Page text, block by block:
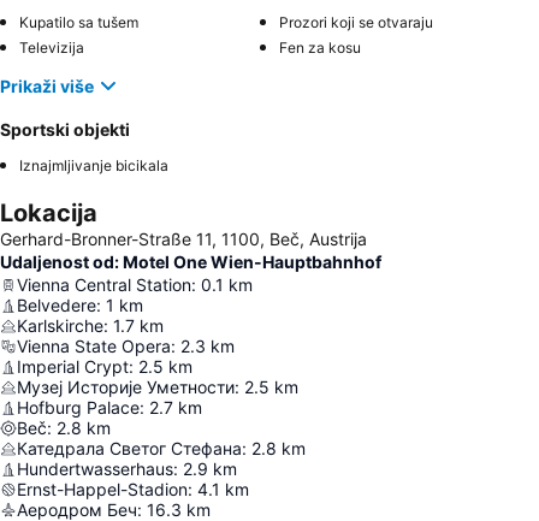
Kupatilo sa tušem
Prozori koji se otvaraju
Televizija
Fen za kosu
Prikaži više
Sportski objekti
Iznajmljivanje bicikala
Lokacija
Gerhard-Bronner-Straße 11, 1100, Beč, Austrija
Udaljenost od: Motel One Wien-Hauptbahnhof
Vienna Central Station: 0.1 km
Belvedere: 1 km
Karlskirche: 1.7 km
Vienna State Opera: 2.3 km
Imperial Crypt: 2.5 km
Музеј Историје Уметности: 2.5 km
Hofburg Palace: 2.7 km
Beč: 2.8 km
Катедрала Светог Стефана: 2.8 km
Hundertwasserhaus: 2.9 km
Ernst-Happel-Stadion: 4.1 km
Аеродром Беч: 16.3 km